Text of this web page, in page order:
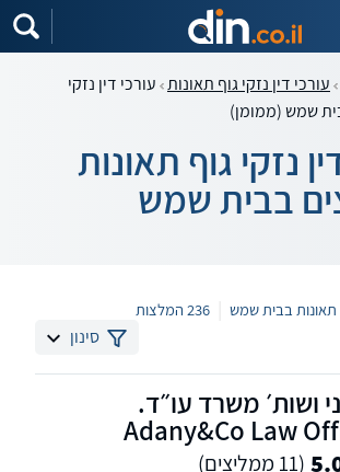
עורכי דין נזקי גוף תאונות עורכי דין נזקי
שמש (ממומן)
נזקי גוף תאונות
בבית שמש
236 המלצות
סינון
ושות׳ משרד עו״ד.
Adany&Co Law
(11 ממליצים)